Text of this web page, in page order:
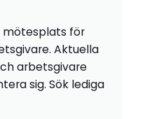
för
Aktuella
arbetsgivare
sig. Sök lediga